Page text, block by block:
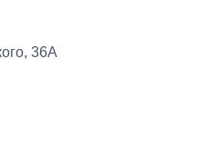
36А